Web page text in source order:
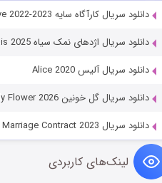
دانلود سریال کارآگاه سایه Shadow Detective 2022-2023
دانلود سریال اژدهای نمک سیاه My Dearest Nemesis 2025
دانلود سریال آلیس Alice 2020
دانلود سریال گل خونین Bloody Flower 2026
دانلود سریال The Story of Park’s Marriage Contract 2023
لینک‌های کاربردی